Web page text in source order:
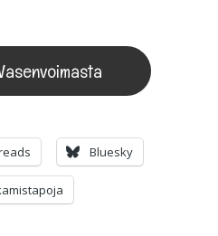
Bluesky